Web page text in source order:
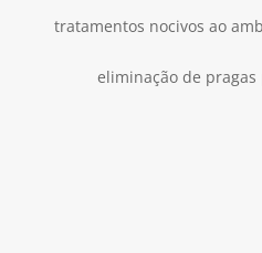
tratamentos nocivos ao
eliminação de pragas